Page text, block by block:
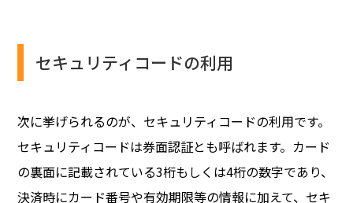
セキュリティコードの利用
次に挙げられるのが、セキュリティコードの利用です。
セキュリティコードは券面認証とも呼ばれます。カード
の裏面に記載されている3桁もしくは4桁の数字であり、
決済時にカード番号や有効期限等の情報に加えて、セキ